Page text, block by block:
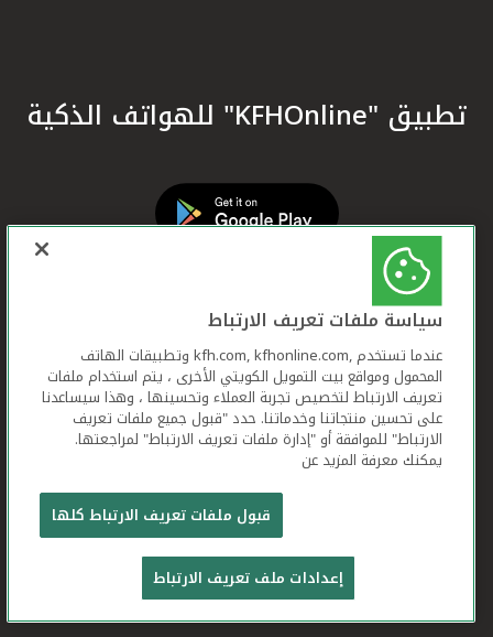
تطبيق "KFHOnline" للهواتف الذكية
بيت التمويل الكويتي جميع الحقوق محفوظة © 2025
شروط وأحكام استخدام الموقع الإلكتروني
تعريف الارتباط بيان الخصوصية
سياسة ملفات تعريف الارتباط
عندما تستخدم ,kfh.com, kfhonline.com وتطبيقات الهاتف
المحمول ومواقع بيت التمويل الكويتي الأخرى ، يتم استخدام ملفات
تعريف الارتباط لتخصيص تجربة العملاء وتحسينها ، وهذا سيساعدنا
على تحسين منتجاتنا وخدماتنا. حدد "قبول جميع ملفات تعريف
الارتباط" للموافقة أو "إدارة ملفات تعريف الارتباط" لمراجعتها.
يمكنك معرفة المزيد عن
قبول ملفات تعريف الارتباط كلها
إعدادات ملف تعريف الارتباط